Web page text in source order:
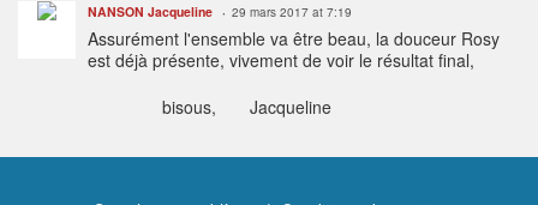
NANSON Jacqueline 29 mars 2017 at 7:19
Assurément l'ensemble va être beau, la douceur Rosy
est déjà présente, vivement de voir le résultat final,
bisous, Jacqueline